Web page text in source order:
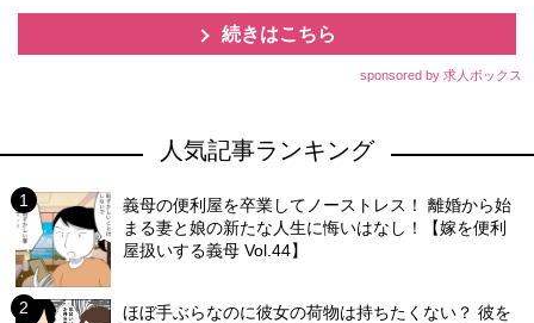
続きはこちら
sponsored by 求人ボックス
人気記事ランキング
義母の便利屋を卒業してノーストレス！ 離婚から始
まる妻と娘の新たな人生に悔いはなし！【嫁を便利
屋扱いする義母 Vol.44】
ほぼ手ぶらなのに彼女の荷物は持ちたくない？ 彼を